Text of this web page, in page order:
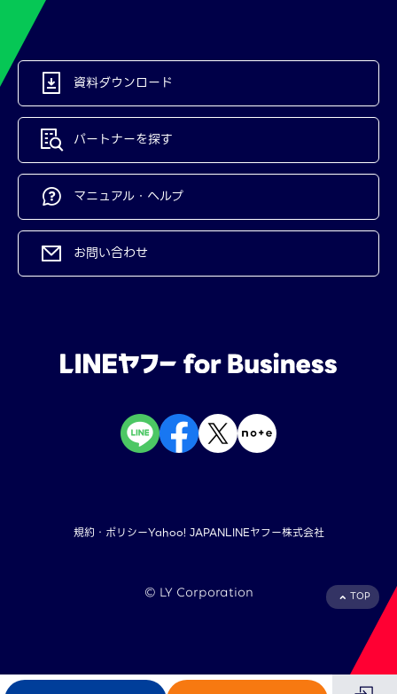
資料ダウンロード
パートナーを探す
マニュアル・ヘルプ
お問い合わせ
TOP
規約・ポリシーYahoo! JAPANLINEヤフー株式会社
©︎ LY Corporation